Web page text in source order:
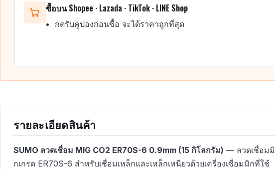
ซื้อบน Shopee · Lazada · TikTok · LINE Shop
กดรับคูปองก่อนซื้อ จะได้ราคาถูกที่สุด
รายละเอียดสินค้า
SUMO ลวดเชื่อม MIG CO2 ER70S-6 0.9mm (15 กิโลกรัม) — ลวดเชื่อมมิ
กเกรด ER70S-6 สำหรับเชื่อมเหล็กและเหล็กเหนียวด้วยเครื่องเชื่อมมิกที่ใช้